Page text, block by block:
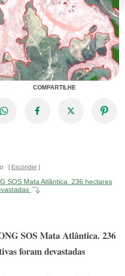
COMPARTILHE
Esconder
SOS Mata Atlântica. 236 hectares
SOS Mata Atlântica. 236
foram devastadas